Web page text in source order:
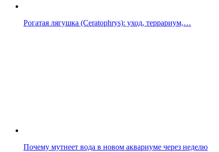
Рогатая лягушка (Ceratophrys): уход, террариум,…
Почему мутнеет вода в новом аквариуме через неделю